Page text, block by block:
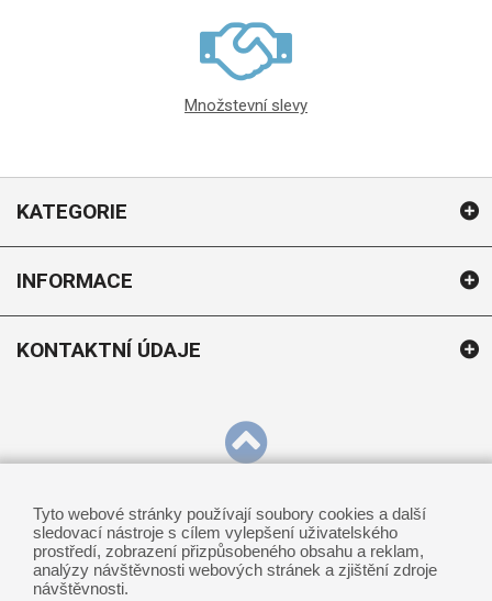
Množstevní slevy
KATEGORIE
INFORMACE
KONTAKTNÍ ÚDAJE
Podle zákona o evidenci tržeb je prodávající povinen vystavit kupujícímu účtenku.
Zároveň je povinen zaevidovat přijatou tržbu u správce daně on-line; v případě
Tyto webové stránky používají soubory cookies a další
sledovací nástroje s cílem vylepšení uživatelského
prostředí, zobrazení přizpůsobeného obsahu a reklam,
analýzy návštěvnosti webových stránek a zjištění zdroje
návštěvnosti.